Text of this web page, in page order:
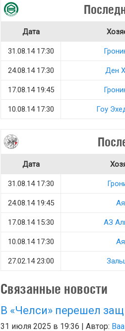
Дата
31.08.14 17:30
24.08.14 17:30 Ден
17.08.14 19:45
10.08.14 17:30 Гоу
Дата
31.08.14 17:30
24.08.14 19:45
17.08.14 15:30 АЗ
10.08.14 17:30
27.02.14 23:00
Связанные новости
В «Челси» перешел
31 июля 2025 в 19:36 | Автор: